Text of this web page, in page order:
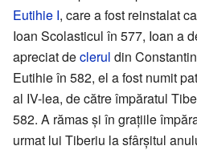
Eutihie I, care a fost reinstalat ca
Ioan Scolasticul în 577, Ioan a
apreciat declerul din
Eutihie în 582, el a fost numit
al IV-lea, de către împăratul
582. A rămas și în grațiile
urmat lui Tiberiu la sfârșitul